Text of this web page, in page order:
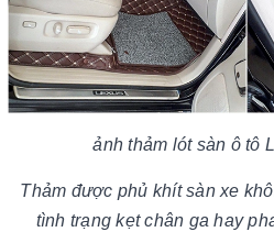
ảnhthảm lót sàn ô tô
Thảm được phủ khít sàn xe
tình trạng kẹt chân ga hay